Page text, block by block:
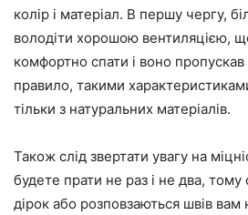
колір і матеріал. В першу чергу,
володіти хорошою вентиляцією,
комфортно спати і воно пропускав
правило, такими
тільки з натуральних матеріалів.
Також слід звертати увагу на
будете прати не раз і не два, тому
дірок або розповзаються швів